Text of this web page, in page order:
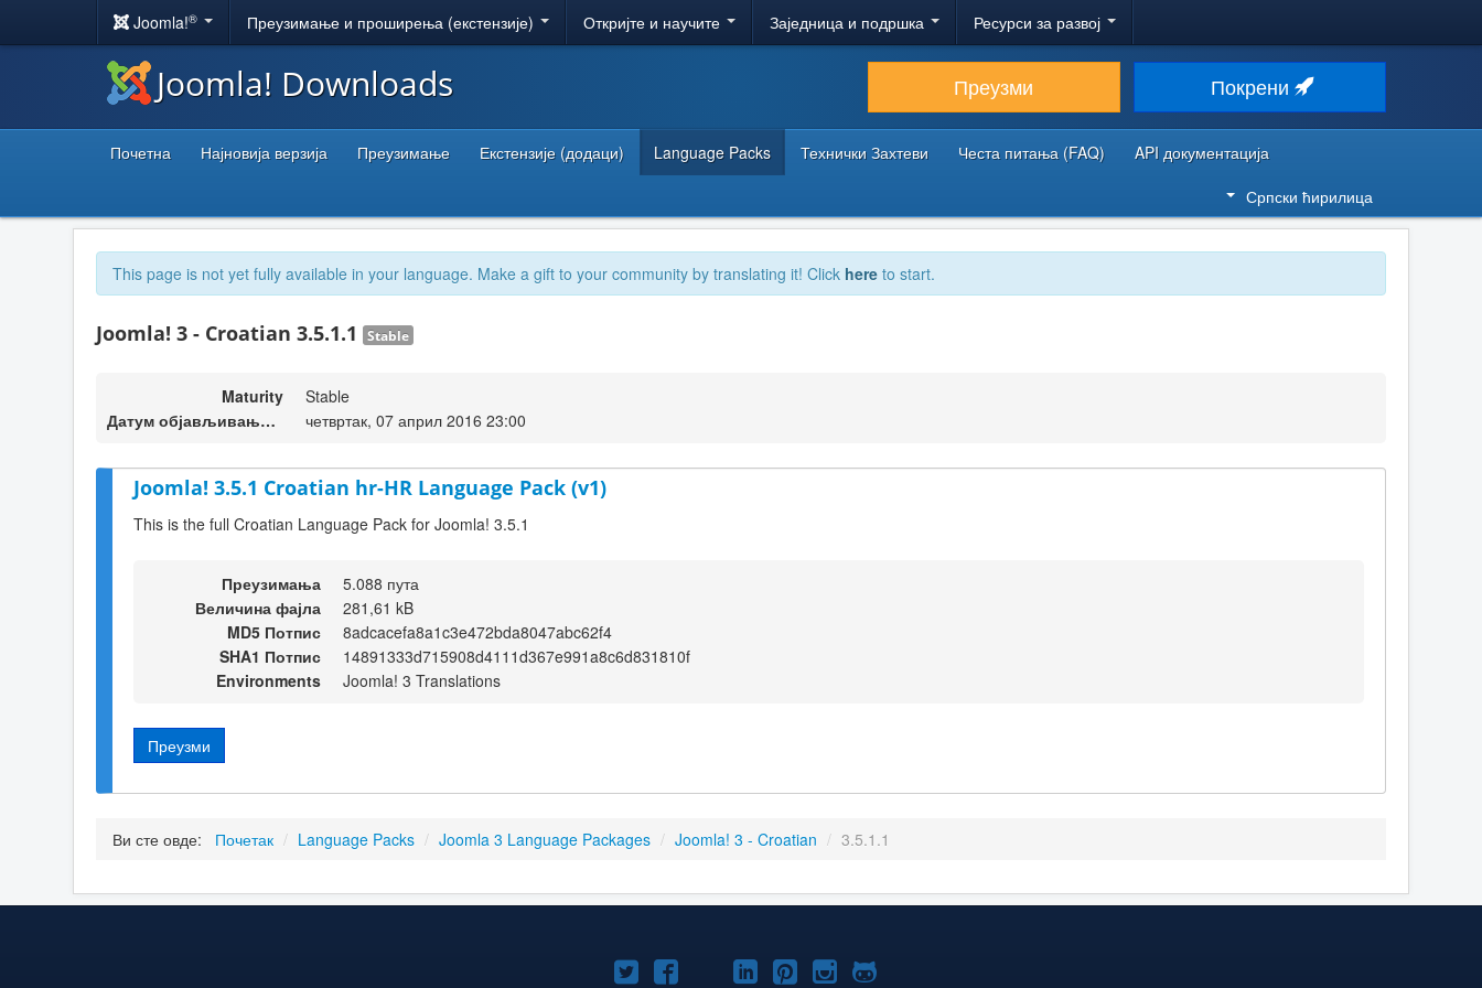
Joomla!® Преузимање и проширења (екстензије) Откријте и научите Заједница и подршка Ресурси за развој
Joomla! Downloads Преузми Покрени
Почетна Најновија верзија Преузимање Екстензије (додаци) Language Packs Технички Захтеви Честа питања (FAQ)
API документација
Српски ћирилица
This page is not yet fully available in your language. Make a gift to your community by translating it! Click here to start.
Joomla! 3 - Croatian 3.5.1.1 Stable
Maturity
Stable
Датум објављивања верзије
четвртак, 07 април 2016 23:00
Joomla! 3.5.1 Croatian hr-HR Language Pack (v1)
This is the full Croatian Language Pack for Joomla! 3.5.1
Преузимања
5.088 пута
Величина фајла
281,61 kB
MD5 Потпис
8adcacefa8a1c3e472bda8047abc62f4
SHA1 Потпис
14891333d715908d4111d367e991a8c6d831810f
Environments
Joomla! 3 Translations
Преузми
Ви сте овде: Почетак / Language Packs / Joomla 3 Language Packages / Joomla! 3 - Croatian / 3.5.1.1
Joomla!Joomla!Joomla!
Joomla!Joomla!
Joomla!Joomla!